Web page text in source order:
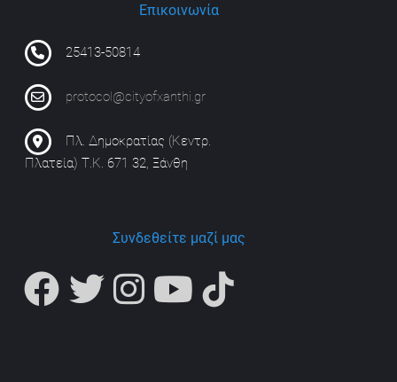
Επικοινωνία
25413-50814
protocol@cityofxanthi.gr
Πλ. Δημοκρατίας (Κεντρ.
Πλατεία) Τ.Κ. 671 32, Ξάνθη
Συνδεθείτε μαζί μας